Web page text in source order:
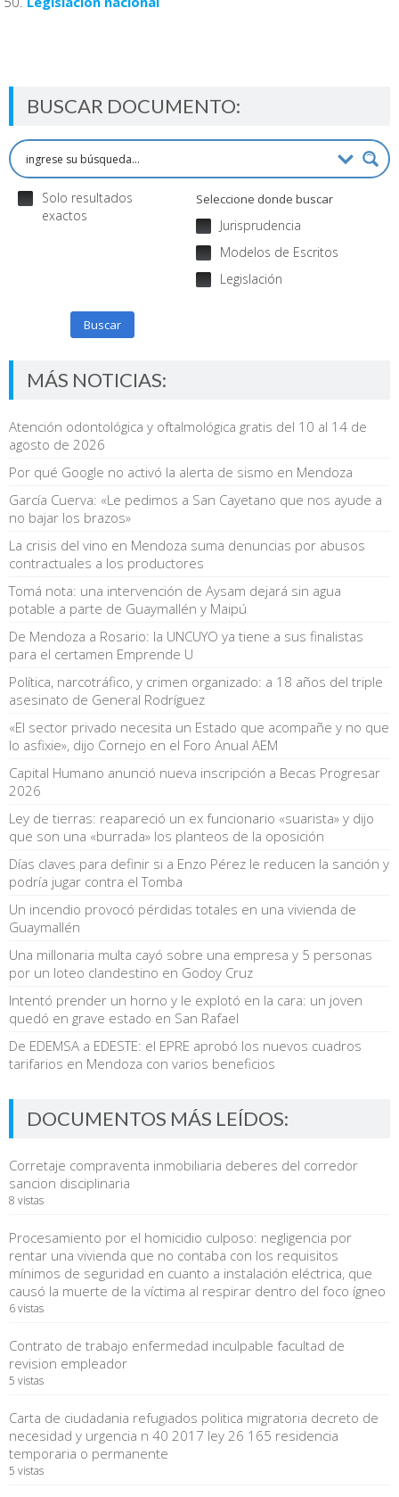
BUSCAR DOCUMENTO:
Solo resultados
exactos
Seleccione donde buscar
Jurisprudencia
Modelos de Escritos
Legislación
Buscar
MÁS NOTICIAS:
Atención odontológica y oftalmológica gratis del 10 al 14 de
agosto de 2026
Por qué Google no activó la alerta de sismo en Mendoza
García Cuerva: «Le pedimos a San Cayetano que nos ayude a
no bajar los brazos»
La crisis del vino en Mendoza suma denuncias por abusos
contractuales a los productores
Tomá nota: una intervención de Aysam dejará sin agua
potable a parte de Guaymallén y Maipú
De Mendoza a Rosario: la UNCUYO ya tiene a sus finalistas
para el certamen Emprende U
Política, narcotráfico, y crimen organizado: a 18 años del triple
asesinato de General Rodríguez
«El sector privado necesita un Estado que acompañe y no que
lo asfixie», dijo Cornejo en el Foro Anual AEM
Capital Humano anunció nueva inscripción a Becas Progresar
2026
Ley de tierras: reapareció un ex funcionario «suarista» y dijo
que son una «burrada» los planteos de la oposición
Días claves para definir si a Enzo Pérez le reducen la sanción y
podría jugar contra el Tomba
Un incendio provocó pérdidas totales en una vivienda de
Guaymallén
Una millonaria multa cayó sobre una empresa y 5 personas
por un loteo clandestino en Godoy Cruz
Intentó prender un horno y le explotó en la cara: un joven
quedó en grave estado en San Rafael
De EDEMSA a EDESTE: el EPRE aprobó los nuevos cuadros
tarifarios en Mendoza con varios beneficios
DOCUMENTOS MÁS LEÍDOS:
Corretaje compraventa inmobiliaria deberes del corredor
sancion disciplinaria
8 vistas
Procesamiento por el homicidio culposo: negligencia por
rentar una vivienda que no contaba con los requisitos
mínimos de seguridad en cuanto a instalación eléctrica, que
causó la muerte de la víctima al respirar dentro del foco ígneo
6 vistas
Contrato de trabajo enfermedad inculpable facultad de
revision empleador
5 vistas
Carta de ciudadania refugiados politica migratoria decreto de
necesidad y urgencia n 40 2017 ley 26 165 residencia
temporaria o permanente
5 vistas